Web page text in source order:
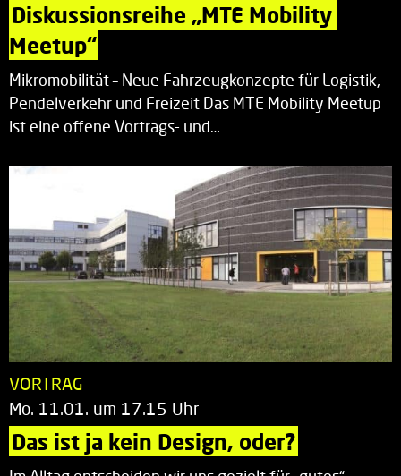
Diskussionsreihe „MTE Mobility
Meetup“
Mikromobilität – Neue Fahrzeugkonzepte für Logistik,
Pendelverkehr und Freizeit Das MTE Mobility Meetup
ist eine offene Vortrags- und…
VORTRAG
Mo. 11.01. um 17.15 Uhr
Das ist ja kein Design, oder?